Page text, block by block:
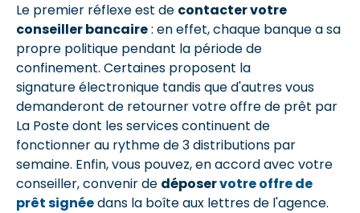
Le premier réflexe est de contacter votre
conseiller bancaire: en effet, chaque banque a sa
propre politique pendant la période de
confinement. Certaines proposent la
signature électronique tandis que d'autres vous
demanderont de retourner votre offre de prêt par
La Poste dont les services continuent de
fonctionner au rythme de 3 distributions par
semaine. Enfin, vous pouvez, en accord avec votre
conseiller, convenir de déposervotre offre de
prêt signéedans la boîte aux lettres de l'agence.